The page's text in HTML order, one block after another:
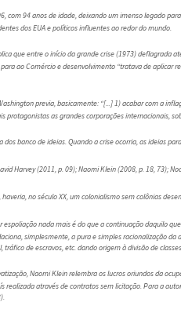
com 94 anos de idade, deixando um imenso legado
dos EUA e políticos influentes ao redor do mundo.
que entre o início da grande crise (1973) deflagrada
ao Comércio e desenvolvimento “tratava de aplicar
previa, basicamente: “[...] 1) acabar com a
protagonistas as grandes corporações internacionais,
dos banco de ideias. Quando a crise ocorria, as ideias
Harvey (2011, p. 09); Naomi Klein (2008, p. 18, 73);
haveria, no século XX, um colonialismo sem colônias
espoliação nada mais é do que a continuação daquilo
simplesmente, a pura e simples racionalização
tráfico de escravos, etc. dando origem à divisão de
Naomi Klein relembra os lucros oriundos da
realizada através de contratos sem licitação. Para a